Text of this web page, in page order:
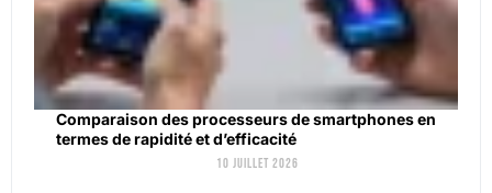
Comparaison des processeurs de smartphones en
termes de rapidité et d’efficacité
10 juillet 2026